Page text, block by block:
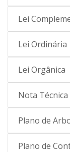
Lei
Lei Ordinária
Lei Orgânica
Nota Técnica
Plano de
Plano de